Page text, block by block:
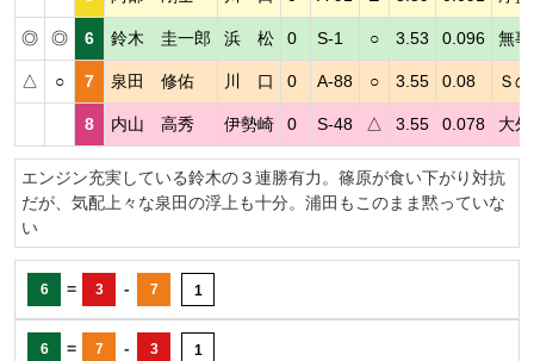
◎ ◎ 6 鈴木 圭一郎 浜 松 0 S-1 ○ 3.53 0.096 無
△ ○ 7 泉田 修佑 川 口 0 A-88 ○ 3.55 0.08 Ｓ
8 内山 高秀 伊勢崎 0 S-48 △ 3.55 0.078 大
エンジン充実している鈴木の３連勝有力。篠原が食い下がり対抗
だが、気配上々な泉田の浮上も十分。浦田もこのまま黙っていな
い
6 = 3 - 7 1
6 = 7 - 3 1